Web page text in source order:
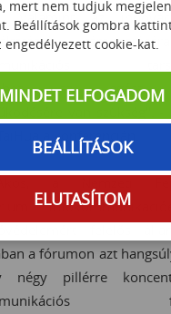
valamint az
az egész
a konferencián.
a fórumon azt
négy pillérre
mert nem tudjuk
Beállítások gombra
cookie-kat.
MINDET ELFOGADOM
BEÁLLÍTÁSOK
ELUTASÍTOM